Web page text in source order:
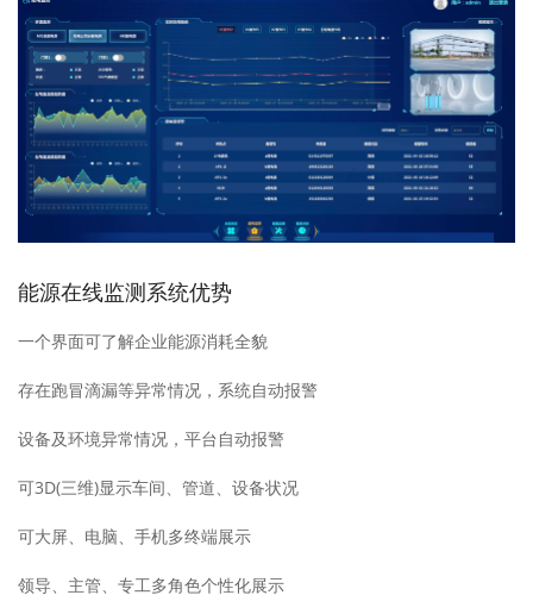
能源在线监测系统优势
一个界面可了解企业能源消耗全貌
存在跑冒滴漏等异常情况，系统自动报警
设备及环境异常情况，平台自动报警
可3D(三维)显示车间、管道、设备状况
可大屏、电脑、手机多终端展示
领导、主管、专工多角色个性化展示